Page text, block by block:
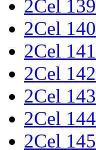
2Cel 139
2Cel 140
2Cel 141
2Cel 142
2Cel 143
2Cel 144
2Cel 145